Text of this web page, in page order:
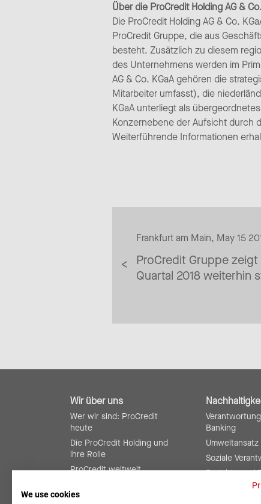
Über die ProCredit Holding AG &
Die ProCredit Holding AG & Co.
ProCredit Gruppe, die aus
besteht. Zusätzlich zu diesem
des Unternehmens werden im
AG & Co. KGaA gehören die
Mitarbeiter umfasst), die
KGaA unterliegt als
Konzernebene der Aufsicht durch
Weiterführende Informationen
Frankfurt am Main, May 15
ProCredit Gruppe zeigt
Quartal 2018 weiterhin
Wir über uns
Wer wir sind: ProCredit
heute
Die ProCredit Holding und
ihre Rolle
ProCredit weltweit
interne Kontrollen
Banking
Umweltansatz
Soziale
Berichte und
We use cookies